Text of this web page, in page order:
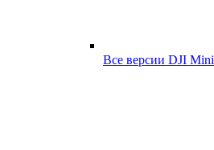
Все версии DJI Mini